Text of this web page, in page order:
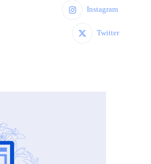
Instagram
Twitter